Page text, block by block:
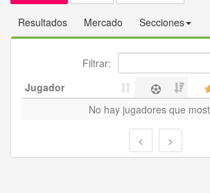
Resultados Mercado Secciones
Filtrar:
Jugador
No hay jugadores que
< >